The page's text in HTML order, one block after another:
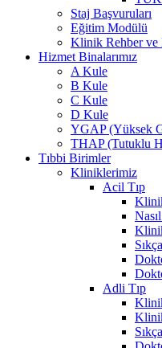
Staj Başvuruları
Eğitim Modülü
Klinik Rehber ve
Hizmet Binalarımız
A Kule
B Kule
C Kule
D Kule
YGAP (Yüksek
THAP (Tutuklu
Tıbbi Birimler
Kliniklerimiz
Acil Tıp
Adli Tıp